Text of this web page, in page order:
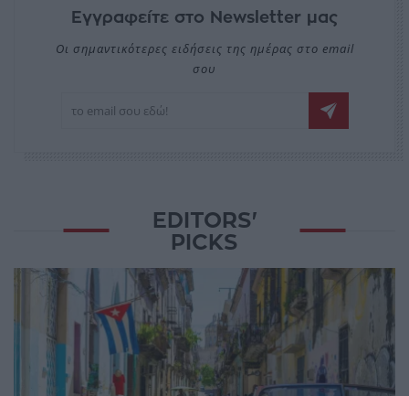
Εγγραφείτε στο Newsletter μας
Οι σημαντικότερες ειδήσεις της ημέρας στο email
σου
EDITORS'
PICKS